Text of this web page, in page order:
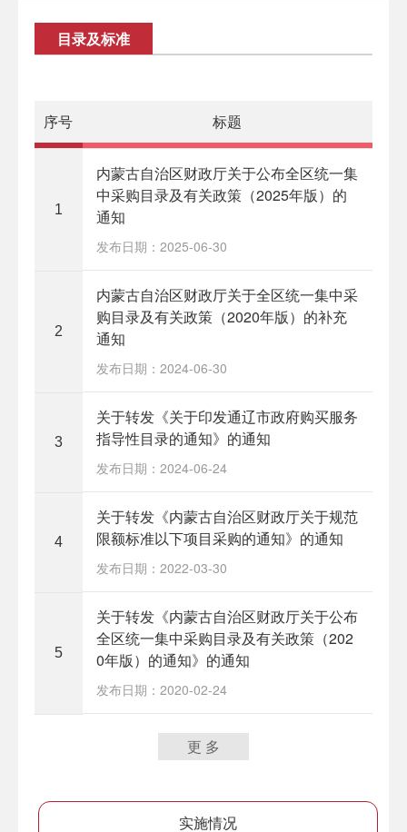
目录及标准
序号 标题
1
内蒙古自治区财政厅关于公布全区统一集
中采购目录及有关政策（2025年版）的
通知
发布日期：2025-06-30
2
内蒙古自治区财政厅关于全区统一集中采
购目录及有关政策（2020年版）的补充
通知
发布日期：2024-06-30
3
关于转发《关于印发通辽市政府购买服务
指导性目录的通知》的通知
发布日期：2024-06-24
4
关于转发《内蒙古自治区财政厅关于规范
限额标准以下项目采购的通知》的通知
发布日期：2022-03-30
5
关于转发《内蒙古自治区财政厅关于公布
全区统一集中采购目录及有关政策（202
0年版）的通知》的通知
发布日期：2020-02-24
更 多
实施情况